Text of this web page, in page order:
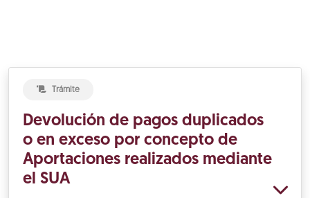
Trámite
Devolución de pagos duplicados
o en exceso por concepto de
Aportaciones realizados mediante
el SUA